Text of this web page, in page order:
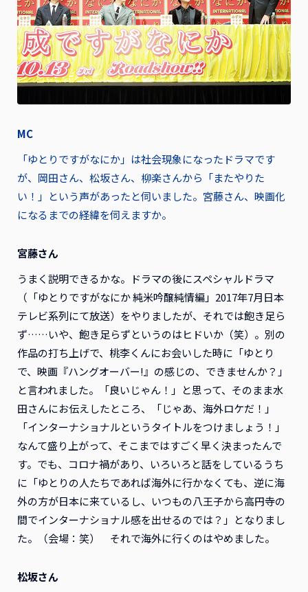
MC
「ゆとりですがなにか」は社会現象になったドラマです
が、岡田さん、松坂さん、柳楽さんから「またやりた
い！」という声があったと伺いました。宮藤さん、映画化
になるまでの経緯を伺えますか。
宮藤さん
うまく説明できるかな。ドラマの後にスペシャルドラマ
（「ゆとりですがなにか 純米吟醸純情編」2017年7月日本
テレビ系列にて放送）をやりましたが、それでは飽き足ら
ず……いや、飽き足らずというのはヒドいか（笑）。別の
作品の打ち上げで、桃李くんにお会いした時に「ゆとり
で、映画『ハングオーバー!』の感じの、できませんか？」
と言われました。「良いじゃん！」と思って、そのまま水
田さんにお伝えしたところ、「じゃあ、海外ロケだ！」
「インターナショナルというタイトルをつけましょう！」
なんて盛り上がって、そこまではすごく早く決まったんで
す。でも、コロナ禍があり、いろいろと話をしているうち
に「ゆとりの人たちであれば海外に行かなくても、逆に海
外の方が日本に来ているし、いつもの八王子から高円寺の
間でインターナショナル感を出せるのでは？」となりまし
た。（会場：笑） それで海外に行くのはやめました。
松坂さん